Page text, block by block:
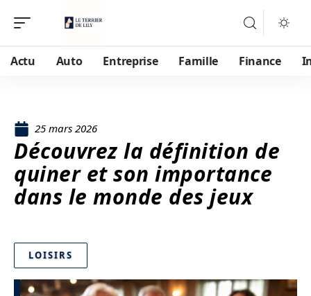
Actu Auto Entreprise Famille Finance
25 mars 2026
Découvrez la définition de
quiner et son importance
dans le monde des jeux
LOISIRS